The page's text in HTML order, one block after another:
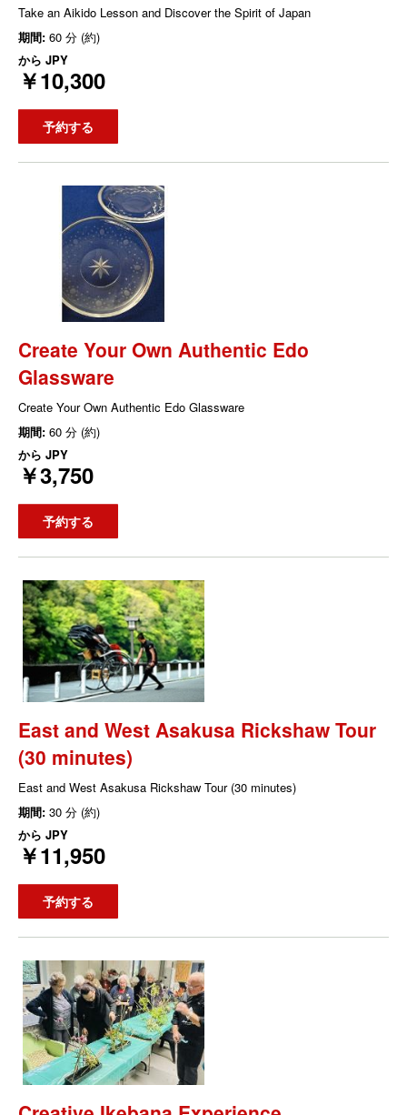
Take an Aikido Lesson and Discover the Spirit of Japan
期間: 60 分 (約)
から JPY
￥10,300
予約する
Create Your Own Authentic Edo
Glassware
Create Your Own Authentic Edo Glassware
期間: 60 分 (約)
から JPY
￥3,750
予約する
East and West Asakusa Rickshaw Tour
(30 minutes)
East and West Asakusa Rickshaw Tour (30 minutes)
期間: 30 分 (約)
から JPY
￥11,950
予約する